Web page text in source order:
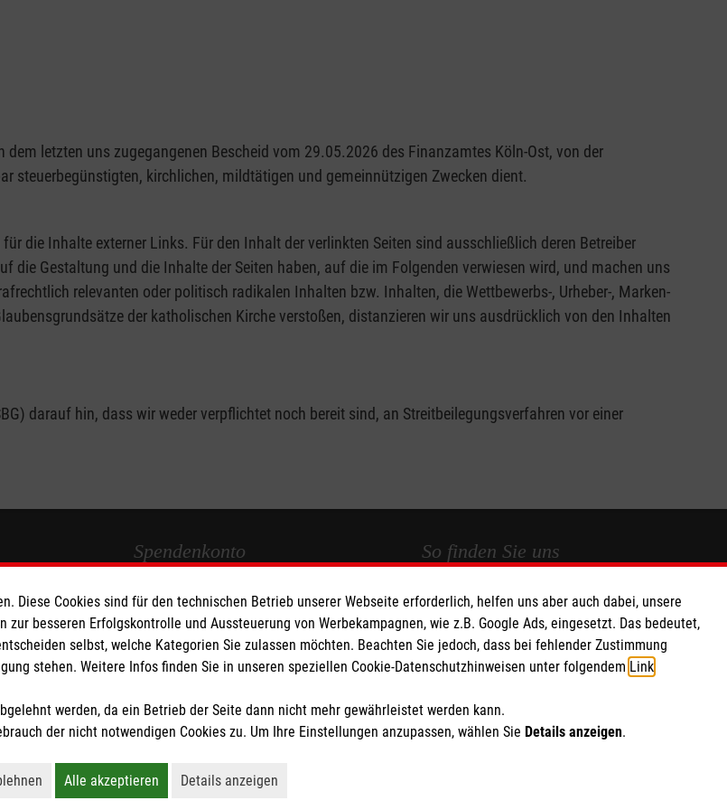
letzten uns zugegangenen Bescheid vom 29.05.2026 des Finanzamtes Köln-Ost, von der
steuerbegünstigten, kirchlichen, mildtätigen und gemeinnützigen Zwecken dient.
die Inhalte externer Links. Für den Inhalt der verlinkten Seiten sind ausschließlich deren Betreiber
Gestaltung und die Inhalte der Seiten haben, auf die im Folgenden verwiesen wird, und machen uns
relevanten oder politisch radikalen Inhalten bzw. Inhalten, die Wettbewerbs-, Urheber-, Marken-
der katholischen Kirche verstoßen, distanzieren wir uns ausdrücklich von den Inhalten
darauf hin, dass wir weder verpflichtet noch bereit sind, an Streitbeilegungsverfahren vor einer
Spendenkonto
Empfänger: Malteser Hilfsdienst e.V.
Pax-Bank für Kirche und Caritas eG
IBAN: DE76370601201201220455
So finden Sie uns
Rottstraße 87
67061 Ludwigshafen
Telefon: 0621587907 37
Ehrenamt.Ludwigshafen@malteser.org
Diese Cookies sind für den technischen Betrieb unserer Webseite erforderlich, helfen uns aber auch dabei, unsere
besseren Erfolgskontrolle und Aussteuerung von Werbekampagnen, wie z.B. Google Ads, eingesetzt. Das bedeutet,
selbst, welche Kategorien Sie zulassen möchten. Beachten Sie jedoch, dass bei fehlender Zustimmung
stehen. Weitere Infos finden Sie in unseren speziellen Cookie-Datenschutzhinweisen unter folgendem Link
werden, da ein Betrieb der Seite dann nicht mehr gewährleistet werden kann.
der nicht notwendigen Cookies zu. Um Ihre Einstellungen anzupassen, wählen Sie Details anzeigen.
Lehnt alle nicht-essentiellen Cookies ab
Alle akzeptieren
Akzeptiert alle Cookies einschließlich Marketing und Analyse
Details anzeigen